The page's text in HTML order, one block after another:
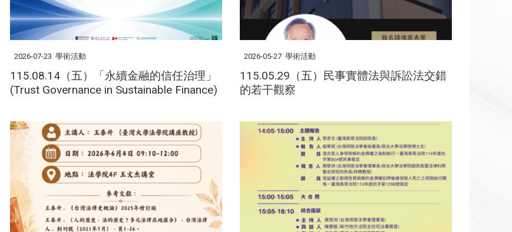
2026-07-23 學術活動
115.08.14（五）「永續金融的信任治理」
(Trust Governance in Sustainable Finance)
2026-05-27 學術活動
115.05.29（五）民事實體法與訴訟法交錯
的若干觀察